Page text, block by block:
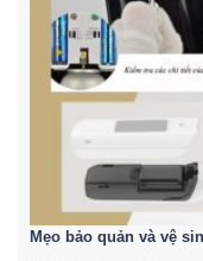
Mẹo bảo quản và vệ